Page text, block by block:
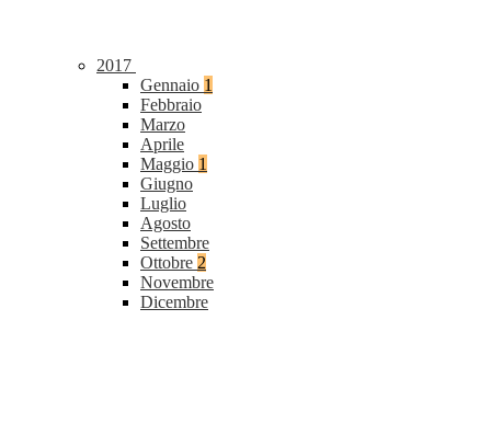
2017
Gennaio 1
Febbraio
Marzo
Aprile
Maggio 1
Giugno
Luglio
Agosto
Settembre
Ottobre 2
Novembre
Dicembre